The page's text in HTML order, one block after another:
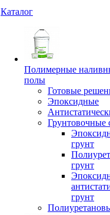
Каталог
Полимерные
полы
Готовые
Эпоксидные
Грунтовочные
грунт
грунт
грунт